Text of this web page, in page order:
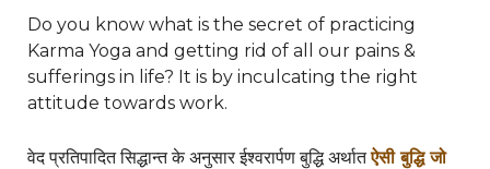
Do you know what is the secret of practicing
Karma Yoga and getting rid of all our pains &
sufferings in life? It is by inculcating the right
attitude towards work.
वेद प्रतिपादित सिद्धान्त के अनुसार ईश्वरार्पण बुद्धि अर्थातऐसी बुद्धि जो